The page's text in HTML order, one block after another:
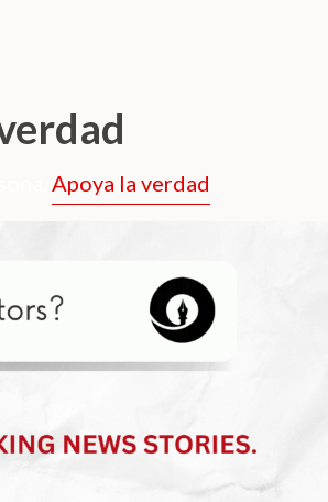
Apoya la verdad